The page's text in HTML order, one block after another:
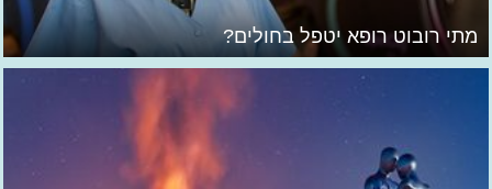
מתי רובוט רופא יטפל בחולים?